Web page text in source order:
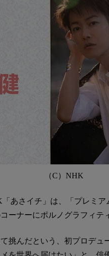
（C）NHK
あさイチ」は、「プレミ
ーナーにポルノグラフィテ
挑んだという、初プロデュ